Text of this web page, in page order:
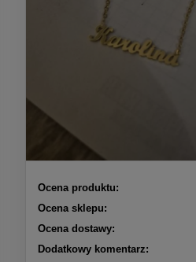
Ocena produktu:
Ocena sklepu:
Ocena dostawy:
Dodatkowy komentarz: